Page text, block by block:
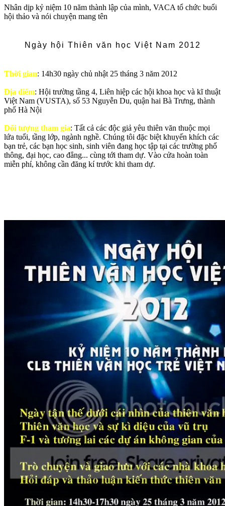
Nhân dịp kỷ niệm 10 năm thành lập của mình, VACA tổ chức buổi
hội thảo và nói chuyện mang tên
Ngày hội Thiên văn học Việt Nam 2012
Thời gian: 14h30 ngày chủ nhật 25 tháng 3 năm 2012
Địa điểm: Hội trường tầng 4, Liên hiệp các hội khoa học và kĩ thuật
Việt Nam (VUSTA), số 53 Nguyễn Du, quận hai Bà Trưng, thành
phố Hà Nội
Đối tượng tham gia: Tất cả các độc giả yêu thiên văn thuộc mọi
lứa tuổi, tầng lớp, ngành nghề. Chúng tôi đặc biệt khuyến khích các
bạn trẻ, các bạn học sinh, sinh viên đang học tập tại các trường phổ
thông, đại học, cao đẳng... cùng tới tham dự. Vào cửa hoàn toàn
miễn phí, không cần đăng kí trước khi tham dự.